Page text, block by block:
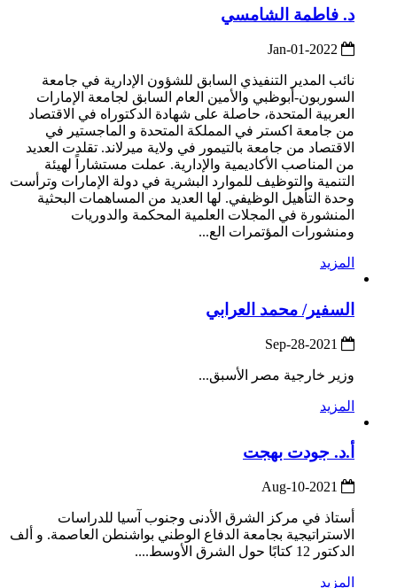
د. فاطمة الشامسي
نائب المدير التنفيذي السابق للشؤون الإدارية في جامعة
السوربون-أبوظبي والأمين العام السابق لجامعة الإمارات
العربية المتحدة، حاصلة على شهادة الدكتوراه في الاقتصاد
من جامعة اكستر في المملكة المتحدة و الماجستير في
الاقتصاد من جامعة بالتيمور في ولاية ميرلاند. تقلدت العديد
من المناصب الأكاديمية والإدارية. عملت مستشاراً لهيئة
التنمية والتوظيف للموارد البشرية في دولة الإمارات وترأست
وحدة التأهيل الوظيفي. لها العديد من المساهمات البحثية
المنشورة في المجلات العلمية المحكمة والدوريات
ومنشورات المؤتمرات الع...
المزيد
السفير/ محمد العرابي
وزير خارجية مصر الأسبق...
المزيد
أ.د. جودت بهجت
أستاذ في مركز الشرق الأدنى وجنوب آسيا للدراسات
الاستراتيجية بجامعة الدفاع الوطني بواشنطن العاصمة. و ألف
الدكتور 12 كتابًا حول الشرق الأوسط....
المزيد